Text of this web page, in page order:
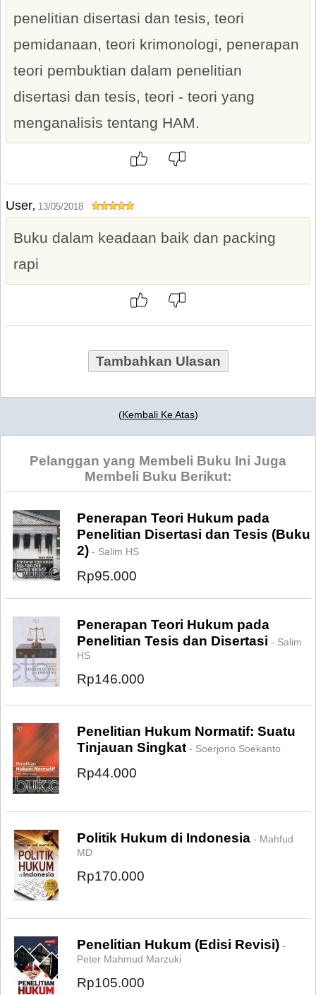
penelitian disertasi dan tesis, teori
pemidanaan, teori krimonologi, penerapan
teori pembuktian dalam penelitian
disertasi dan tesis, teori - teori yang
menganalisis tentang HAM.
User, 13/05/2018
Buku dalam keadaan baik dan packing
rapi
Tambahkan Ulasan
(Kembali Ke Atas)
Pelanggan yang Membeli Buku Ini Juga
Membeli Buku Berikut:
Penerapan Teori Hukum pada
Penelitian Disertasi dan Tesis (Buku
2) - Salim HS
Rp95.000
Penerapan Teori Hukum pada
Penelitian Tesis dan Disertasi - Salim
HS
Rp146.000
Penelitian Hukum Normatif: Suatu
Tinjauan Singkat - Soerjono Soekanto
Rp44.000
Politik Hukum di Indonesia - Mahfud
MD
Rp170.000
Penelitian Hukum (Edisi Revisi) -
Peter Mahmud Marzuki
Rp105.000